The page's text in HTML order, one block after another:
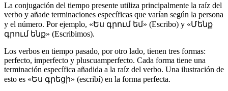
La conjugación del tiempo presente utiliza principalmente la raíz del
verbo y añade terminaciones específicas que varían según la persona
y el número. Por ejemplo, «Ես գրում եմ» (Escribo) y «Մենք
գրում ենք» (Escribimos).
Los verbos en tiempo pasado, por otro lado, tienen tres formas:
perfecto, imperfecto y pluscuamperfecto. Cada forma tiene una
terminación específica añadida a la raíz del verbo. Una ilustración de
esto es «Ես գրեցի» (escribí) en la forma perfecta.